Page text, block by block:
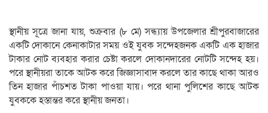
স্থানীয় সূত্রে জানা যায়, শুক্রবার (৮ মে) সন্ধ্যায় উপজেলার শ্রীপুরবাজারের
একটি দোকানে কেনাকাটার সময় ওই যুবক সন্দেহজনক একটি এক হাজার
টাকার নোট ব্যবহার করার চেষ্টা করলে দোকানদারের নোটটি সন্দেহ হয়।
পরে স্থানীয়রা তাকে আটক করে জিজ্ঞাসাবাদ করলে তার কাছে থাকা আরও
তিন হাজার পাঁচশত টাকা পাওয়া যায়। পরে থানা পুলিশের কাছে আটক
যুবককে হস্তান্তর করে স্থানীয় জনতা।